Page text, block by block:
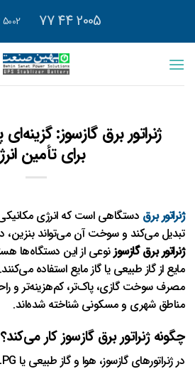
محتوا
5002 544 0919
ژنراتور برق گازسوز:
برای تأمین
ژنراتور برق دستگاهی است که انرژی مکانیکی
تبدیل می‌کند و سوخت آن می‌تواند بنزین،
ژنراتور برق گازسوزنوعی از این دستگاه‌ها
مایع از گاز طبیعی یا گاز مایع استفاده
مصرف سوخت گازی، پاک‌تر، کم‌هزینه‌تر و
مناطق شهری و مسکونی شناخته شده‌اند.
چگونه ژنراتور برق گازسوز کار می‌کند؟